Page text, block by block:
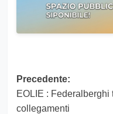
Navigazione
articolo
Precedente:
EOLIE :
collegamenti